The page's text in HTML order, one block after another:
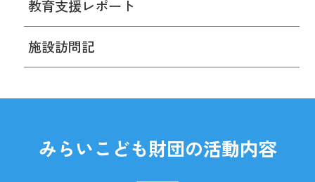
教育支援レポート
施設訪問記
みらいこども財団の活動内容